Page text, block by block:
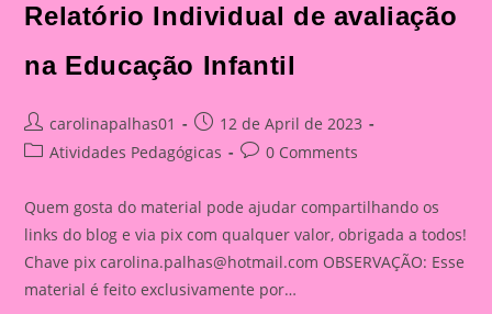
Relatório Individual de avaliação
na Educação Infantil
Post
author:
carolinapalhas01
Post
published:
12 de April de 2023
PostAtividades Pedagógicas
Post0 Comments
Quem gosta do material pode ajudar compartilhando os
links do blog e via pix com qualquer valor, obrigada a todos!
Chave pixcarolina.palhas@hotmail.com OBSERVAÇÃO: Esse
material é feito exclusivamente por…